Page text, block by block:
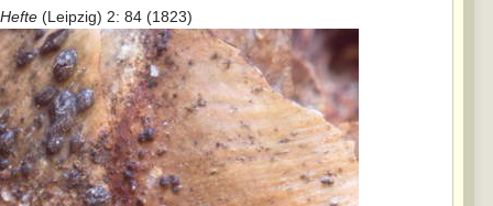
(Leipzig) 2: 84 (1823)